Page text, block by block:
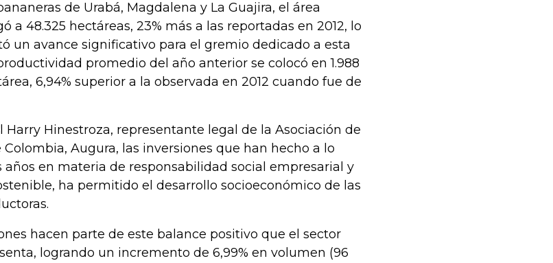
de Urabá, Magdalena y La Guajira, el área
a 48.325 hectáreas, 23% más a las reportadas en 2012, lo
un avance significativo para el gremio dedicado a esta
promedio del año anterior se colocó en 1.988
6,94% superior a la observada en 2012 cuando fue de
Harry Hinestroza, representante legal de la Asociación de
Colombia, Augura, las inversiones que han hecho a lo
años en materia de responsabilidad social empresarial y
ha permitido el desarrollo socioeconómico de las
hacen parte de este balance positivo que el sector
logrando un incremento de 6,99% en volumen (96